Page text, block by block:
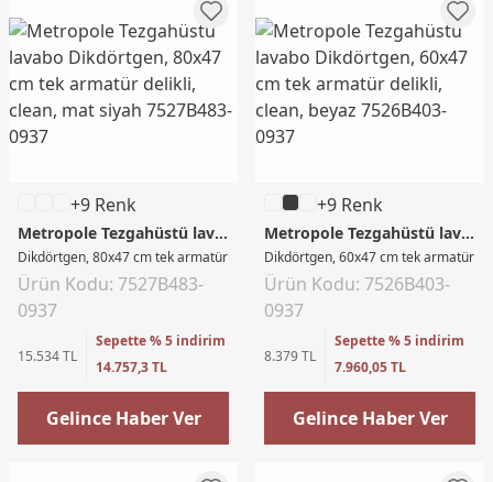
+9 Renk
Metropole Tezgahüstü lavabo
Dikdörtgen, 80x47 cm tek armatür delikli, clean, mat siyah
Ürün Kodu: 7527B483-
0937
15.534 TL
Sepette % 5 indirim
14.757,3 TL
Gelince Haber Ver
+9 Renk
Metropole Tezgahüstü lavabo
Dikdörtgen, 60x47 cm tek armatür
Ürün Kodu: 7526B403-
0937
8.379 TL
Sepette % 5 indirim
7.960,05 TL
Gelince Haber Ver